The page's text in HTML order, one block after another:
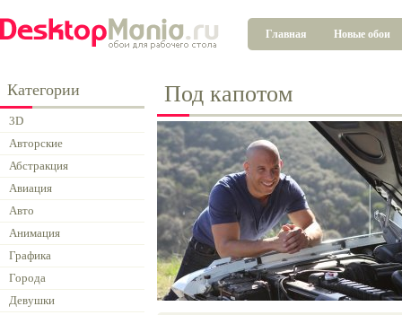
Главная Новые обои
Категории
3D
Авторские
Абстракция
Авиация
Авто
Анимация
Графика
Города
Девушки
Под капотом